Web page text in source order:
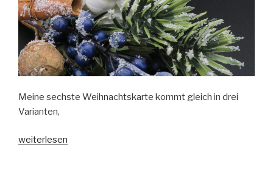
Meine sechste Weihnachtskarte kommt gleich in drei
Varianten,
„Weihnachtskarten
weiterlesen